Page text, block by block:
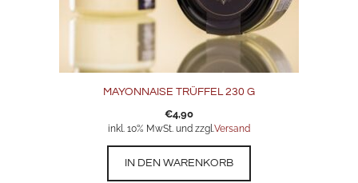
MAYONNAISE TRÜFFEL 230 G
€4,90
inkl. 10% MwSt. und zzgl.Versand
IN DEN WARENKORB